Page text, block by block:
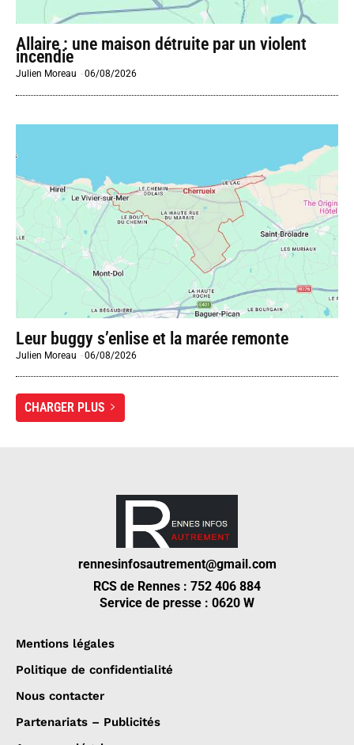
Allaire : une maison détruite par un violent
incendie
Julien Moreau -06/08/2026
Leur buggy s’enlise et la marée remonte
Julien Moreau -06/08/2026
CHARGER PLUS
rennesinfosautrement@gmail.com
RCS de Rennes : 752 406 884
Service de presse : 0620 W
Mentions légales
Politique de confidentialité
Nous contacter
Partenariats – Publicités